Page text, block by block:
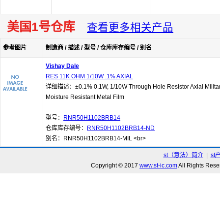
美国1号仓库 查看更多相关产品
参考图片 制造商 / 描述 / 型号 / 仓库库存编号 / 别名
Vishay Dale
RES 11K OHM 1/10W .1% AXIAL
详细描述：±0.1% 0.1W, 1/10W Through Hole Resistor Axial
Moisture Resistant Metal Film
型号：
RNR50H1102BRB14
仓库库存编号：
RNR50H1102BRB14-ND
别名：RNR50H1102BRB14-MIL <br>
st（意法）简介| st
Copyright © 2017 www.st-ic.comAll Rights